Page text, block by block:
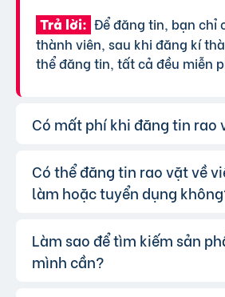
Trả lời: Để đăng tin, bạn chỉ
thành viên, sau khi đăng kí
thể đăng tin, tất cả đều miễn
Có mất phí khi đăng tin rao
Trả lời: Chúng tôi cung cấp
phí cơ bản cho tất cả người
thị, bạn có thể lựa chọn các gói
cấp với chi phí hợp lý, xem
VIP.
Có thể đăng tin rao vặt về
làm hoặc tuyển dụng
Trả lời: Hoàn toàn có thể.
tôi hỗ trợ đăng tin tuyển dụng
Làm sao để tìm kiếm sản
mình cần?